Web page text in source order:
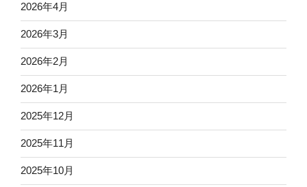
2026年4月
2026年3月
2026年2月
2026年1月
2025年12月
2025年11月
2025年10月